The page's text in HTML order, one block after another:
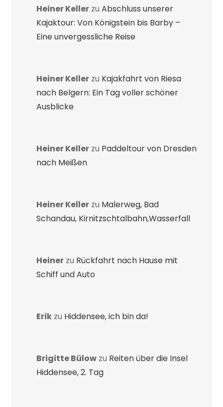
Heiner Keller zuAbschluss unserer
Kajaktour: Von Königstein bis Barby –
Eine unvergessliche Reise
Heiner Keller zu Kajakfahrt von Riesa
nach Belgern: Ein Tag voller schöner
Ausblicke
Heiner Keller zu Paddeltour von Dresden
nach Meißen
Heiner Keller zu Malerweg, Bad
Schandau, Kirnitzschtalbahn,Wasserfall
Heiner zu Rückfahrt nach Hause mit
Schiff und Auto
Erik zu Hiddensee, ich bin da!
Brigitte Bülow zu Reiten über die Insel
Hiddensee, 2. Tag